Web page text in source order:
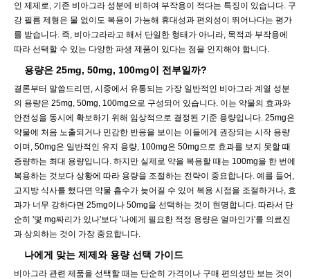
인 제제로, 기존 비아그라 성분에 비하여 부작용이 적다는 특징이 있습니다. 구
강 필름 제형은 물 없이도 복용이 가능해 휴대성과 편의성이 뛰어나다는 평가
를 받습니다. 즉, 비아그라라고 해서 단일한 형태가 아니라, 목적과 부작용에
따라 선택할 수 있는 다양한 파생 제품이 있다는 점을 인지해야 합니다.
용량은 25mg, 50mg, 100mg이 전부일까?
결론부터 말씀드리면, 시중에서 유통되는 가장 일반적인 비아그라 계열 성분
의 용량은 25mg, 50mg, 100mg으로 구성되어 있습니다. 이는 약물의 효과와
안전성을 동시에 확보하기 위해 임상적으로 결정된 기준 용량입니다. 25mg은
약물에 처음 노출되거나 민감한 반응을 보이는 이들에게 권장되는 시작 용량
이며, 50mg은 일반적인 유지 용량, 100mg은 50mg으로 효과를 보지 못할 때
증량하는 최대 용량입니다. 하지만 실제로 약을 복용할 때는 100mg을 한 번에
복용하는 것보다 상황에 따라 용량을 조절하는 전략이 중요합니다. 예를 들어,
고지방 식사를 했다면 약물 흡수가 늦어질 수 있어 복용 시점을 조절하거나, 효
과가 너무 강하다면 25mg이나 50mg을 선택하는 것이 현명합니다. 따라서 단
순히 '몇 mg짜리가 있나'보다 '나에게 필요한 적정 용량은 얼마인가'를 의료진
과 상의하는 것이 가장 중요합니다.
나에게 맞는 제제와 용량 선택 가이드
비아그라 관련 제품을 선택할 때는 단순히 가격이나 구매 편의성만 보는 것이